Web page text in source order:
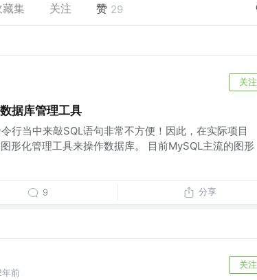
藏集 关注 赞 29
关注
据库管理工具
行当中来敲SQL语句非常不方便！因此，在实际项目
形化管理工具来操作数据库。 目前MySQL主流的图形
9 分享
年前
关注